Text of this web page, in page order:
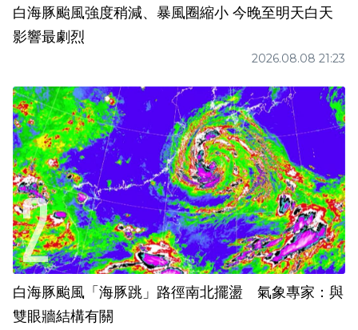
白海豚颱風強度稍減、暴風圈縮小 今晚至明天白天
影響最劇烈
2026.08.08 21:23
白海豚颱風「海豚跳」路徑南北擺盪 氣象專家：與
雙眼牆結構有關